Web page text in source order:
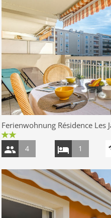
Ferienwohnung Résidence Les
4 1